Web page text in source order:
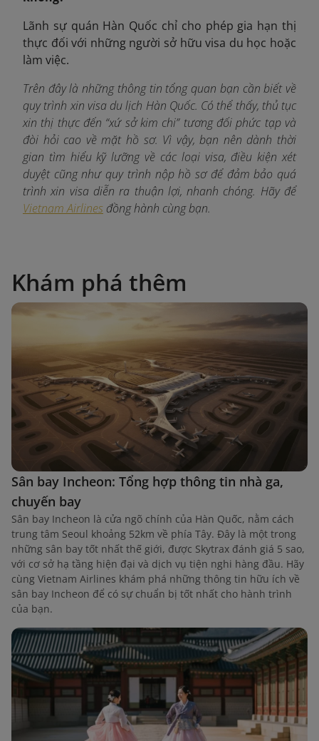
Lãnh sự quán Hàn Quốc chỉ cho phép gia hạn thị
thực đối với những người sở hữu visa du học hoặc
làm việc.
Trên đây là những thông tin tổng quan bạn cần biết về
quy trình xin visa du lịch Hàn Quốc. Có thể thấy, thủ tục
xin thị thực đến “xứ sở kim chi” tương đối phức tạp và
đòi hỏi cao về mặt hồ sơ. Vì vậy, bạn nên dành thời
gian tìm hiểu kỹ lưỡng về các loại visa, điều kiện xét
duyệt cũng như quy trình nộp hồ sơ để đảm bảo quá
trình xin visa diễn ra thuận lợi, nhanh chóng. Hãy để
Vietnam Airlines đồng hành cùng bạn.
Khám phá thêm
Sân bay Incheon: Tổng hợp thông tin nhà ga,
chuyến bay
Sân bay Incheon là cửa ngõ chính của Hàn Quốc, nằm cách
trung tâm Seoul khoảng 52km về phía Tây. Đây là một trong
những sân bay tốt nhất thế giới, được Skytrax đánh giá 5 sao,
với cơ sở hạ tầng hiện đại và dịch vụ tiện nghi hàng đầu. Hãy
cùng Vietnam Airlines khám phá những thông tin hữu ích về
sân bay Incheon để có sự chuẩn bị tốt nhất cho hành trình
của bạn.